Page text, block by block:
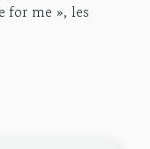
for me », les